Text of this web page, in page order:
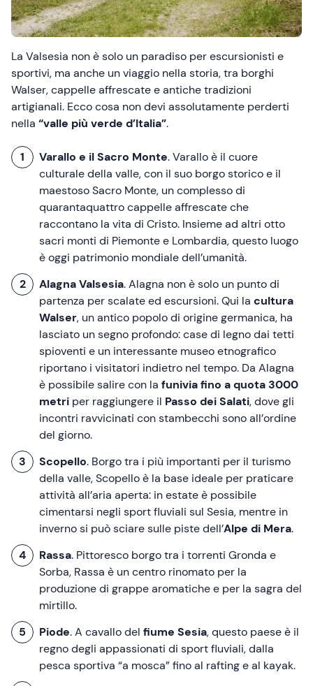
La Valsesia non è solo un paradiso per escursionisti e
sportivi, ma anche un viaggio nella storia, tra borghi
Walser, cappelle affrescate e antiche tradizioni
artigianali. Ecco cosa non devi assolutamente perderti
nella “valle più verde d’Italia”.
Varallo e il Sacro Monte. Varallo è il cuore
culturale della valle, con il suo borgo storico e il
maestoso Sacro Monte, un complesso di
quarantaquattro cappelle affrescate che
raccontano la vita di Cristo. Insieme ad altri otto
sacri monti di Piemonte e Lombardia, questo luogo
è oggi patrimonio mondiale dell’umanità.
Alagna Valsesia. Alagna non è solo un punto di
partenza per scalate ed escursioni. Qui la cultura
Walser, un antico popolo di origine germanica, ha
lasciato un segno profondo: case di legno dai tetti
spioventi e un interessante museo etnografico
riportano i visitatori indietro nel tempo. Da Alagna
è possibile salire con la funivia fino a quota 3000
metri per raggiungere il Passo dei Salati, dove gli
incontri ravvicinati con stambecchi sono all’ordine
del giorno.
Scopello. Borgo tra i più importanti per il turismo
della valle, Scopello è la base ideale per praticare
attività all’aria aperta: in estate è possibile
cimentarsi negli sport fluviali sul Sesia, mentre in
inverno si può sciare sulle piste dell’Alpe di Mera.
Rassa. Pittoresco borgo tra i torrenti Gronda e
Sorba, Rassa è un centro rinomato per la
produzione di grappe aromatiche e per la sagra del
mirtillo.
Piode. A cavallo del fiume Sesia, questo paese è il
regno degli appassionati di sport fluviali, dalla
pesca sportiva “a mosca” fino al rafting e al kayak.